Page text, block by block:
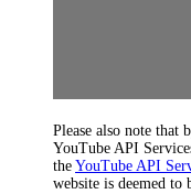
Please also note that
YouTube API
the YouTube API
website is deemed to